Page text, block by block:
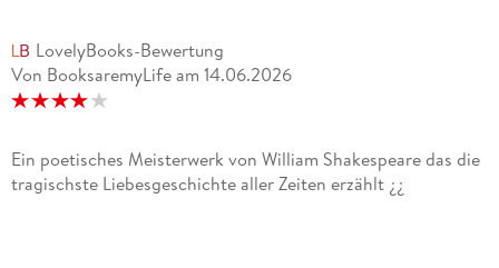
LovelyBooks-Bewertung
Von BooksaremyLife am 14.06.2026
Ein poetisches Meisterwerk von William Shakespeare das die
tragischste Liebesgeschichte aller Zeiten erzählt ¿¿